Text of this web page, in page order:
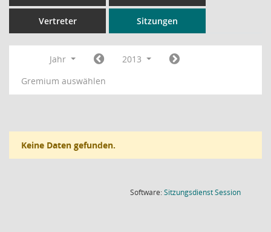
Vertreter Sitzungen
Jahr
2013
Gremium auswählen
Keine Daten gefunden.
Software:SitzungsdienstSession(Wird in